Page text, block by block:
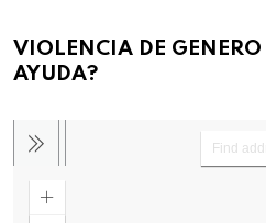
VIOLENCIA DE GENERO
AYUDA?